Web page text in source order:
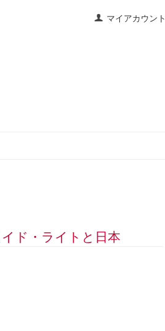
マイアカウント
ド・ライトと日本